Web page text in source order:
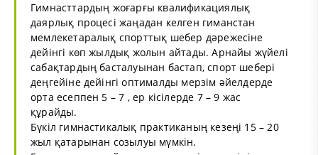
Гимнасттардың жоғарғы квалификациялық
даярлық процесі жаңадан келген гиманстан
мемлекетаралық спорттық шебер дәрежесіне
дейінгі көп жылдық жолын айтады. Арнайы жүйелі
сабақтардың басталуынан бастап, спорт шебері
деңгейіне дейінгі оптималды мерзім әйелдерде
орта есеппен 5 – 7 , ер кісілерде 7 – 9 жас
құрайды.
Бүкіл гимнастикалық практиканың кезеңі 15 – 20
жыл қатарынан созылуы мүмкін.